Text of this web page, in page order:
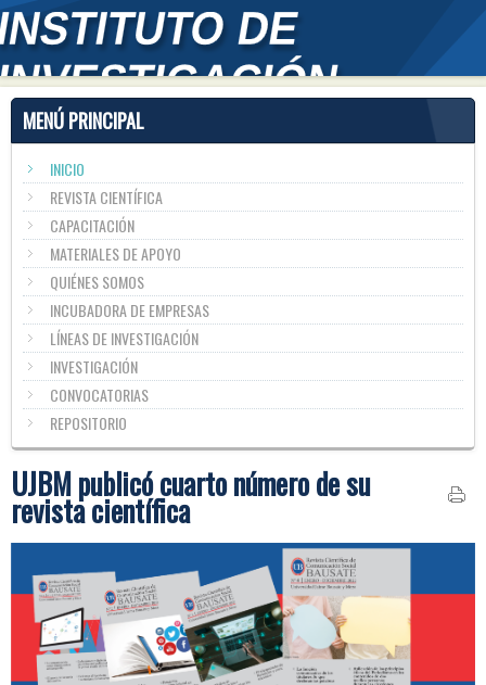
MENÚ PRINCIPAL
INICIO
REVISTA CIENTÍFICA
CAPACITACIÓN
MATERIALES DE APOYO
QUIÉNES SOMOS
INCUBADORA DE EMPRESAS
LÍNEAS DE INVESTIGACIÓN
INVESTIGACIÓN
CONVOCATORIAS
REPOSITORIO
UJBM publicó cuarto número de su
revista científica